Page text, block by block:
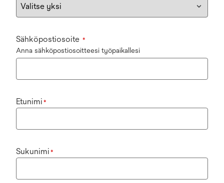
Sähköpostiosoite *
Anna sähköpostiosoitteesi työpaikallesi
Etunimi *
Sukunimi *